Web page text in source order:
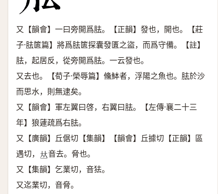
又【韻會】一曰旁開爲胠。【正韻】發也，開也。【莊
子·胠篋篇】將爲胠篋探囊發匱之盜，而爲守備。【註】
胠，起居反，從旁開爲胠。一云發也。
又去也。【荀子·榮辱篇】儵䱁者，浮陽之魚也。胠於沙
而思水，則無逮矣。
又【韻會】軍左翼曰啓，右翼曰胠。【左傳·襄二十三
年】狼蘧疏爲右胠。
又【廣韻】丘倨切【集韻】【韻會】丘據切【正韻】區
遇切， 𠀤音去。脅也。
又【集韻】乞業切，音㹤。
又迄業切，音脅。